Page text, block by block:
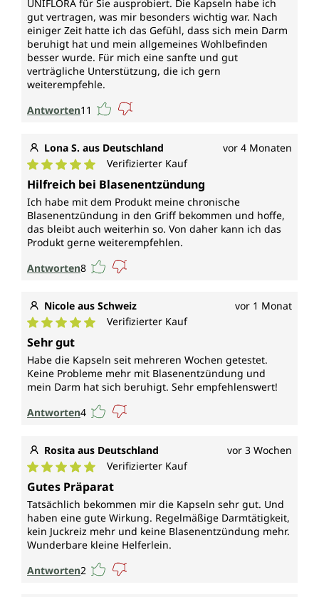
UNIFLORA für Sie ausprobiert. Die Kapseln habe ich
gut vertragen, was mir besonders wichtig war. Nach
einiger Zeit hatte ich das Gefühl, dass sich mein Darm
beruhigt hat und mein allgemeines Wohlbefinden
besser wurde. Für mich eine sanfte und gut
verträgliche Unterstützung, die ich gern
weiterempfehle.
Antworten11
Lona S. aus Deutschland vor 4 Monaten
Durchschnittliche Bewertung von 5 von 5 Sternen
Verifizierter Kauf
Hilfreich bei Blasenentzündung
Ich habe mit dem Produkt meine chronische
Blasenentzündung in den Griff bekommen und hoffe,
das bleibt auch weiterhin so. Von daher kann ich das
Produkt gerne weiterempfehlen.
Antworten8
Nicole aus Schweiz vor 1 Monat
Durchschnittliche Bewertung von 5 von 5 Sternen
Verifizierter Kauf
Sehr gut
Habe die Kapseln seit mehreren Wochen getestet.
Keine Probleme mehr mit Blasenentzündung und
mein Darm hat sich beruhigt. Sehr empfehlenswert!
Antworten4
Rosita aus Deutschland vor 3 Wochen
Durchschnittliche Bewertung von 5 von 5 Sternen
Verifizierter Kauf
Gutes Präparat
Tatsächlich bekommen mir die Kapseln sehr gut. Und
haben eine gute Wirkung. Regelmäßige Darmtätigkeit,
kein Juckreiz mehr und keine Blasenentzündung mehr.
Wunderbare kleine Helferlein.
Antworten2